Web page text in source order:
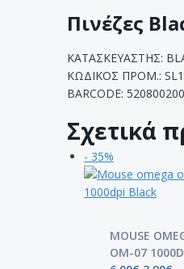
ποσότητα
Πινέζες
ΚΑΤΑΣΚΕΥΑΣΤΗΣ:
ΚΩΔΙΚΟΣ ΠΡΟΜ.:
BARCODE:
Σχετικά
- 35%
MOUSE
OM-07